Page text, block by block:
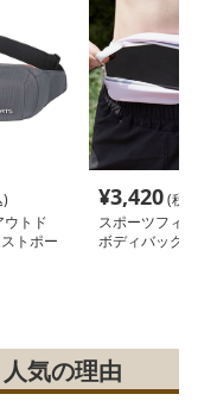
ウトド
トポー
¥3,420(税
スポーツフィ
ボディバッグ
気の理由